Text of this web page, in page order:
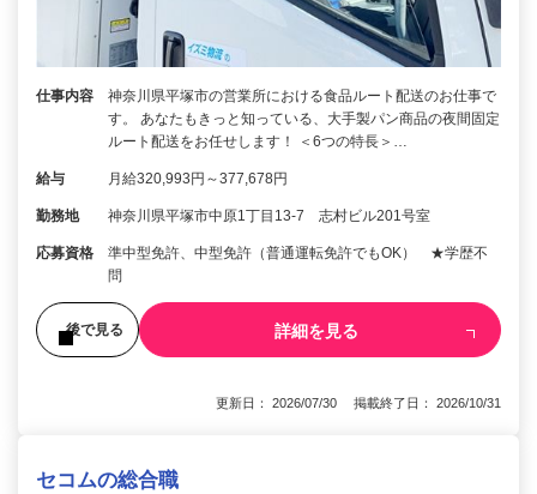
仕事内容
神奈川県平塚市の営業所における食品ルート配送のお仕事で
す。 あなたもきっと知っている、大手製パン商品の夜間固定
ルート配送をお任せします！ ＜6つの特長＞…
給与 月給320,993円～377,678円
勤務地 神奈川県平塚市中原1丁目13-7 志村ビル201号室
応募資格
準中型免許、中型免許（普通運転免許でもOK） ★学歴不
問
後で見る 詳細を見る
更新日： 2026/07/30 掲載終了日： 2026/10/31
セコムの総合職